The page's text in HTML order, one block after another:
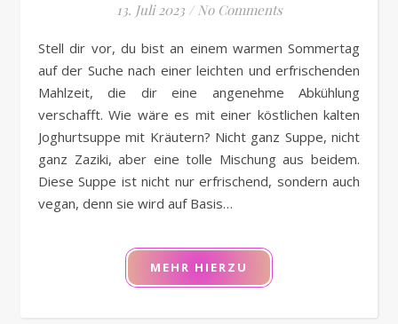
13. Juli 2023 / No Comments
Stell dir vor, du bist an einem warmen Sommertag
auf der Suche nach einer leichten und erfrischenden
Mahlzeit, die dir eine angenehme Abkühlung
verschafft. Wie wäre es mit einer köstlichen kalten
Joghurtsuppe mit Kräutern? Nicht ganz Suppe, nicht
ganz Zaziki, aber eine tolle Mischung aus beidem.
Diese Suppe ist nicht nur erfrischend, sondern auch
vegan, denn sie wird auf Basis…
MEHR HIERZU